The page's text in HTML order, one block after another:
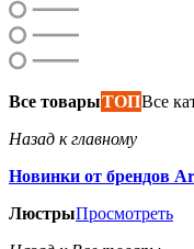
Все товарыТОПВсе
Назад к главному
Новинки от брендов
ЛюстрыПросмотреть